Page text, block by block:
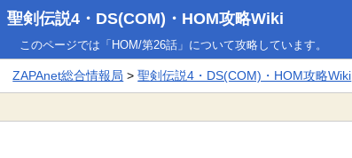
聖剣伝説4・DS(COM)・HOM攻略Wiki
このページでは「HOM/第26話」について攻略しています。
ZAPAnet総合情報局 >聖剣伝説4・DS(COM)・HOM攻略Wiki